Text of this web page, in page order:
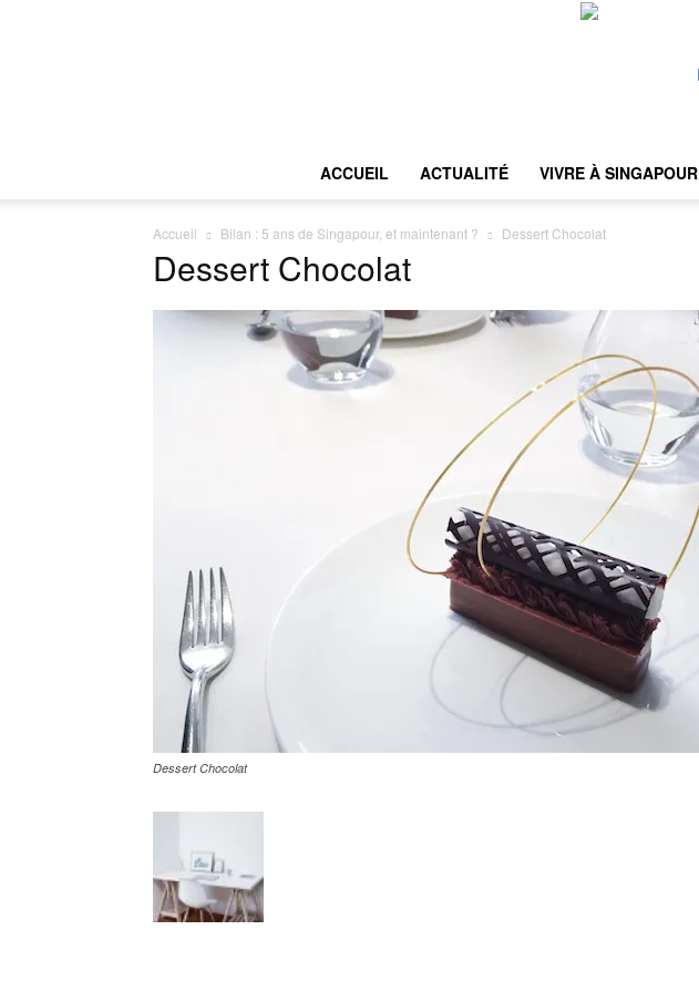
ACCUEIL ACTUALITÉ VIVRE À SINGAPOUR
Accueil Bilan : 5 ans de Singapour, et maintenant ? Dessert Chocolat
Dessert Chocolat
Dessert Chocolat